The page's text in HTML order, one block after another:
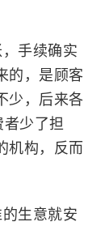
手续确实
的，是顾客
少，后来各
者少了担
机构，反而
生意就安